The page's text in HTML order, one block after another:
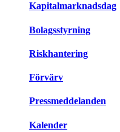
Kapitalmarknadsdag
Bolagsstyrning
Riskhantering
Förvärv
Pressmeddelanden
Kalender